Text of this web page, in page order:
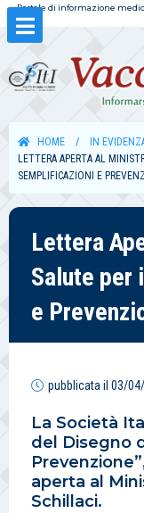
Portale di informazione
HOME IN
LETTERA APERTA AL
SEMPLIFICAZIONI E
Lettera
Salute per
e
pubblicata il 03/
La Società
del Disegno
aperta al
Schillaci.